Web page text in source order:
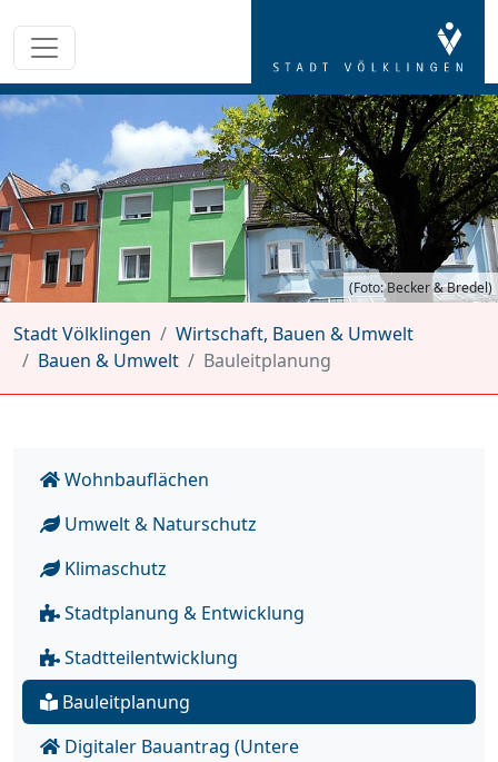
(Foto: Becker & Bredel)
Stadt Völklingen
Wirtschaft, Bauen & Umwelt
Bauen & Umwelt
Bauleitplanung
Wohnbauflächen
Umwelt & Naturschutz
Klimaschutz
Stadtplanung & Entwicklung
Stadtteilentwicklung
Bauleitplanung
Digitaler Bauantrag (Untere